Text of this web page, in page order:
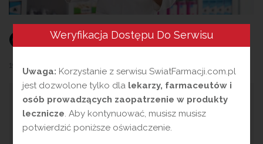
Choroby powiek
P
owieki są niezbędnym elementem
ochrony oka. Stanowią mechaniczną
Weryfikacja Dostępu Do Serwisu
Uwaga: Korzystanie z serwisu SwiatFarmacji.com.pl
jest dozwolone tylko dla lekarzy, farmaceutów i
osób prowadzących zaopatrzenie w produkty
lecznicze. Aby kontynuować, musisz musisz
potwierdzić poniższe oświadczenie.